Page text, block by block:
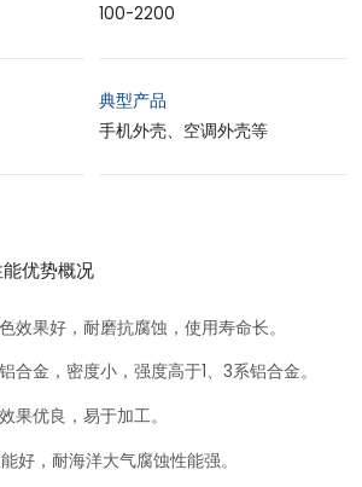
100-2200
典型产品
手机外壳、空调外壳等
优势概况
效果好，耐磨抗腐蚀，使用寿命长。
合金，密度小，强度高于1、3系铝合金。
果优良，易于加工。
好，耐海洋大气腐蚀性能强。